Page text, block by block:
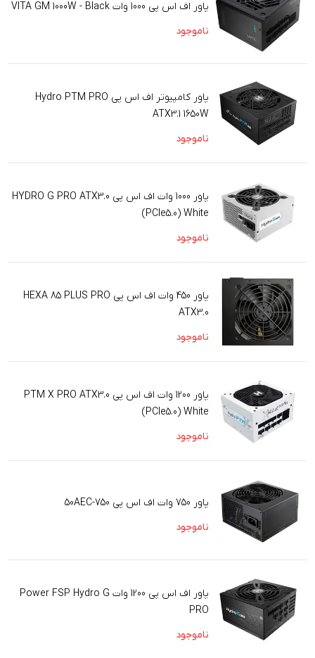
پاور اف اس پی 1000 وات VITA GM 1000W - Black
ناموجود
پاور کامپیوتر اف اس پی Hydro PTM PRO
ATX3.1 1650W
ناموجود
پاور 1000 وات اف اس پی HYDRO G PRO ATX3.0
(PCIe5.0) White
ناموجود
پاور 450 وات اف اس پی HEXA 85 PLUS PRO
ATX3.0
ناموجود
پاور 1200 وات اف اس پی PTM X PRO ATX3.0
(PCIe5.0) White
ناموجود
پاور 750 وات اف اس پی 750-50AEC
ناموجود
پاور اف اس پی 1200 وات Power FSP Hydro G
PRO
ناموجود